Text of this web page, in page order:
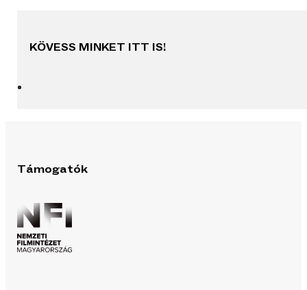
KÖVESS MINKET ITT IS!
Támogatók